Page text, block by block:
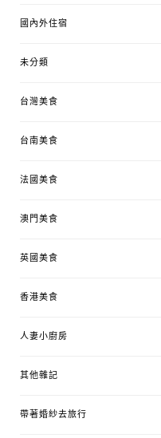
國內外住宿
未分類
台灣美食
台南美食
法國美食
澳門美食
英國美食
香港美食
人妻小廚房
其他雜記
帶著婚紗去旅行